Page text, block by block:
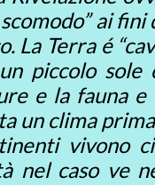
ai
La Terra é
piccolo
e la fauna
un clima
vivono
nel caso ve